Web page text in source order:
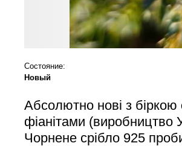
Состояние:
Новый
Абсолютно нові з біркою
фіанітами (виробництво
Чорнене срібло 925